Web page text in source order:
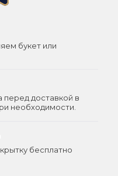
букет или
перед доставкой в
необходимости.
бесплатно